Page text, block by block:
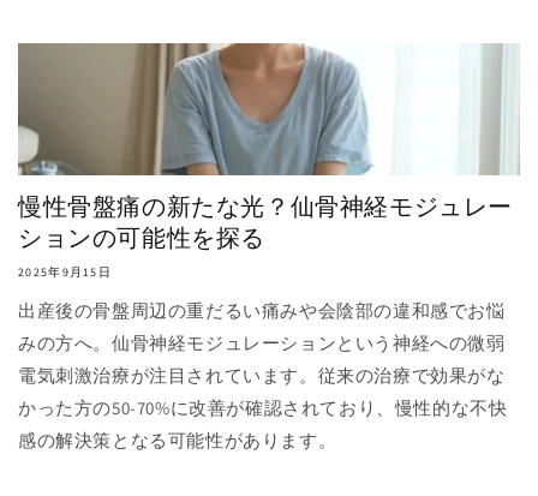
慢性骨盤痛の新たな光？仙骨神経モジュレー
ションの可能性を探る
2025年9月15日
出産後の骨盤周辺の重だるい痛みや会陰部の違和感でお悩
みの方へ。仙骨神経モジュレーションという神経への微弱
電気刺激治療が注目されています。従来の治療で効果がな
かった方の50-70%に改善が確認されており、慢性的な不快
感の解決策となる可能性があります。